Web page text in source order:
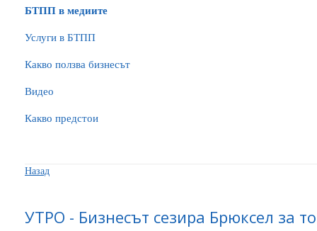
БTПП в медиите
Услуги в БТПП
Какво ползва бизнесът
Видео
Какво предстои
Назад
УТРО - Бизнесът сезира Брюксел за